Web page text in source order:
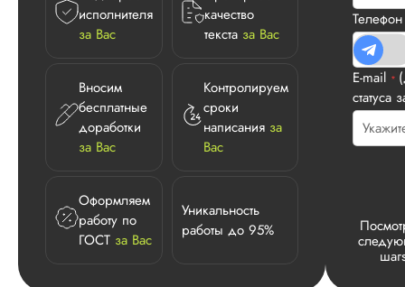
исполнителя
за Вас
качество
текста за Вас
Вносим
бесплатные
доработки
за Вас
Контролируем
сроки
написания за
Вас
Оформляем
работу по
ГОСТ за Вас
Уникальность
работы до 95%
E-mail *
статуса